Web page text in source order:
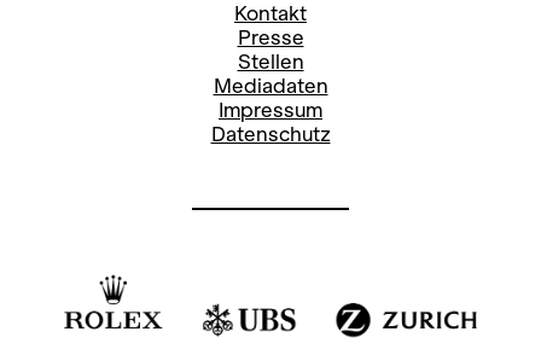
Kontakt
Presse
Stellen
Mediadaten
Impressum
Datenschutz